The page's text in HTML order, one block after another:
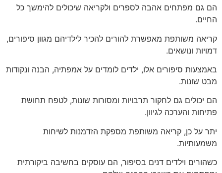
הם גם מפתחים אהבה לספרים ולקריאה שיכולים להימשך כל
החיים.
קריאה משותפת מאפשרת להורים להכיר לילדיהם מגוון סיפורים,
דמויות ונושאים.
באמצעות סיפורים אלו, ילדים לומדים על אמפתיה, הבנה ונקודות
מבט שונות.
הם יכולים גם לחקור תרבויות ומסורות שונות, לטפח תחושת
פתיחות והערכה לגיוון.
יתר על כן, קריאה משותפת מספקת הזדמנות לשיחות
משמעותיות.
כשהורים וילדים דנים בסיפור, הם עוסקים בחשיבה ביקורתית